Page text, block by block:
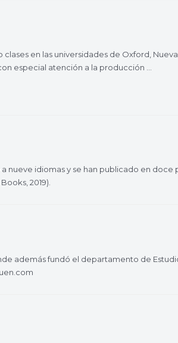
en las universidades de Oxford,
especial atención a la producción …
nueve idiomas y se han publicado en doce
2019).
además fundó el departamento de